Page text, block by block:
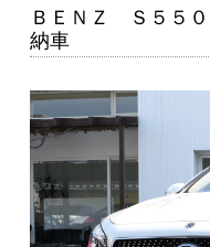
ＢＥＮＺ Ｓ５５
納車